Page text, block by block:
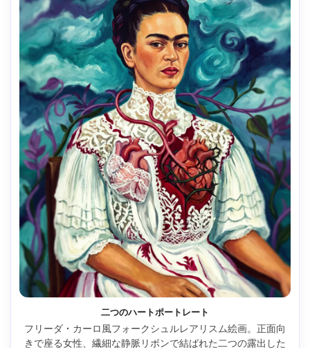
二つのハートポートレート
フリーダ・カーロ風フォークシュルレアリスム絵画。正面向
きで座る女性、繊細な静脈リボンで結ばれた二つの露出した